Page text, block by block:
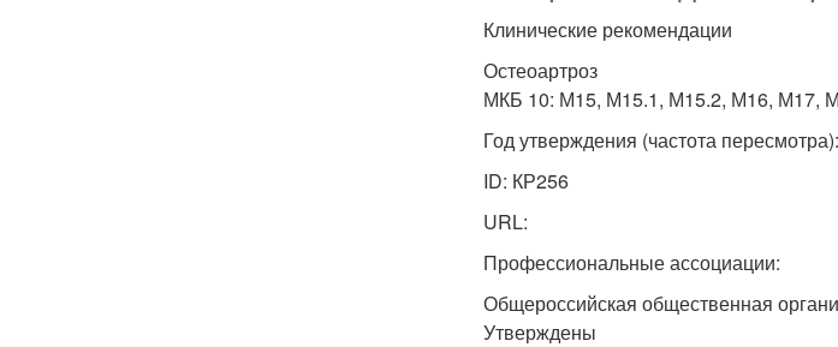
Клинические рекомендации
Остеоартроз
МКБ 10: М15, М15.1, М15.2, М16, М17,
Год утверждения (частота
ID: КР256
URL:
Профессиональные ассоциации:
Общероссийская общественная
Утверждены